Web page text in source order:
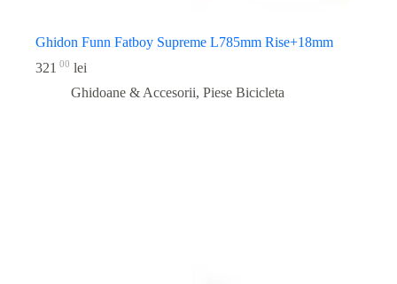
Ghidon Funn Fatboy Supreme L785mm Rise+18mm
321 00 lei
Ghidoane & Accesorii, Piese Bicicleta